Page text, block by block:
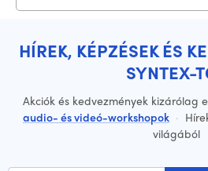
HÍREK, KÉPZÉSEK ÉS
SYNTEX-
Akciók és kedvezmények kizárólag
audio- és videó-workshopok ·
világából